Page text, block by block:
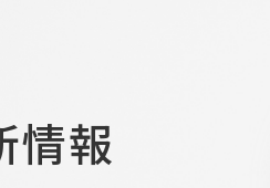
情報